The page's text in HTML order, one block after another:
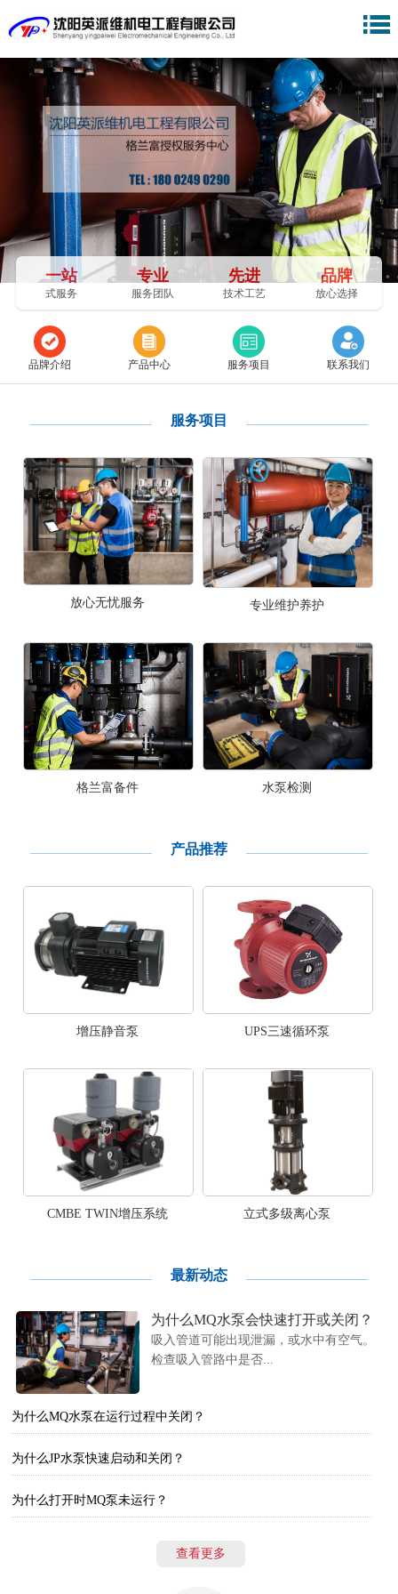
一站
式服务
专业
服务团队
先进
技术工艺
品牌
放心选择
品牌介绍 产品中心 服务项目 联系我们
服务项目
放心无忧服务 专业维护养护
格兰富备件 水泵检测
产品推荐
增压静音泵 UPS三速循环泵
CMBE TWIN增压系统 立式多级离心泵
最新动态
为什么MQ水泵会快速打开或关闭？
吸入管道可能出现泄漏，或水中有空气。
检查吸入管路中是否...
为什么MQ水泵在运行过程中关闭？
为什么JP水泵快速启动和关闭？
为什么打开时MQ泵未运行？
查看更多